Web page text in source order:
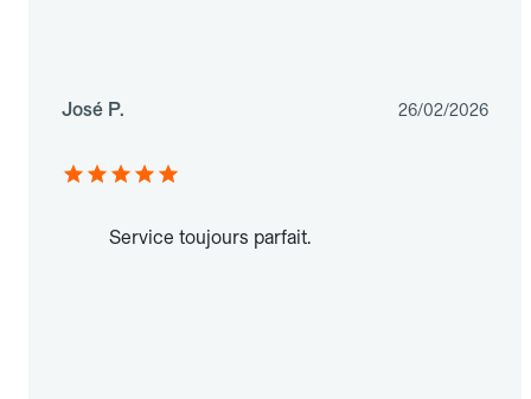
José P. 26/02/2026
Service toujours parfait.